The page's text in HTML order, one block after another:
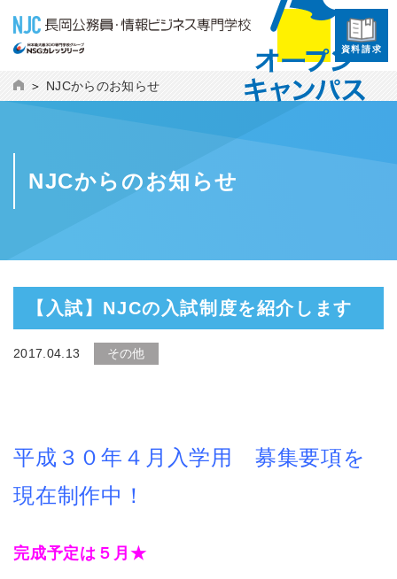
資料請求
NJCからのお知らせ
NJCからのお知らせ
【入試】NJCの入試制度を紹介します
2017.04.13 その他
平成３０年４月入学用 募集要項を
現在制作中！
完成予定は５月★